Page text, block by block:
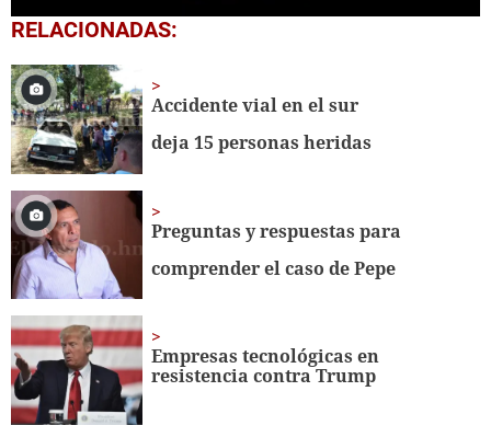
0
seconds
30
seconds
RELACIONADAS:
Accidente vial en el sur
deja 15 personas heridas
Preguntas y respuestas para
comprender el caso de Pepe
Empresas tecnológicas en
resistencia contra Trump